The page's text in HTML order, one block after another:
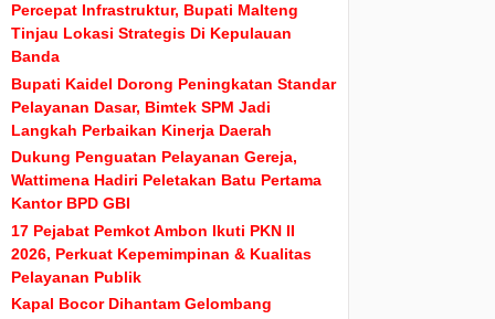
Percepat Infrastruktur, Bupati Malteng
Tinjau Lokasi Strategis Di Kepulauan
Banda
Bupati Kaidel Dorong Peningkatan Standar
Pelayanan Dasar, Bimtek SPM Jadi
Langkah Perbaikan Kinerja Daerah
Dukung Penguatan Pelayanan Gereja,
Wattimena Hadiri Peletakan Batu Pertama
Kantor BPD GBI
17 Pejabat Pemkot Ambon Ikuti PKN II
2026, Perkuat Kepemimpinan & Kualitas
Pelayanan Publik
Kapal Bocor Dihantam Gelombang